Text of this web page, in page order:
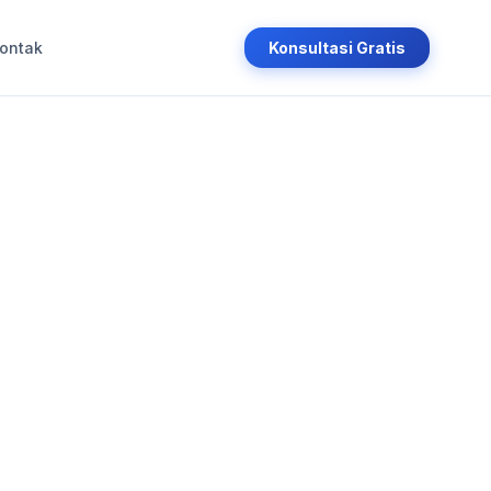
Konsultasi Gratis